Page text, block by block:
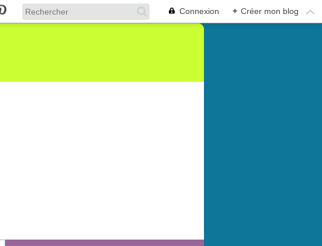
Connexion + Créer mon blog